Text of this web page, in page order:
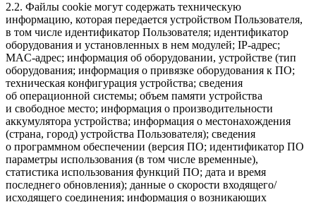
2.2. Файлы cookie могут содержать техническую
информацию, которая передается устройством Пользователя,
в том числе идентификатор Пользователя; идентификатор
оборудования и установленных в нем модулей; IP-адрес;
MAC-адрес; информация об оборудовании, устройстве (тип
оборудования; информация о привязке оборудования к ПО;
техническая конфигурация устройства; сведения
об операционной системы; объем памяти устройства
и свободное место; информация о производительности
аккумулятора устройства; информация о местонахождения
(страна, город) устройства Пользователя); сведения
о программном обеспечении (версия ПО; идентификатор ПО
параметры использования (в том числе временные),
статистика использования функций ПО; дата и время
последнего обновления); данные о скорости входящего/
исходящего соединения; информация о возникающих